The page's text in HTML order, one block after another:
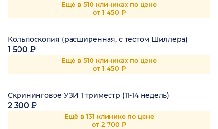
Ещё в 510 клиниках по цене
от 1 450 Р
Кольпоскопия (расширенная, с тестом Шиллера)
1 500 ₽
Ещё в 510 клиниках по цене
от 1 450 Р
Скрининговое УЗИ 1 триместр (11-14 недель)
2 300 ₽
Ещё в 131 клинике по цене
от 2 700 Р